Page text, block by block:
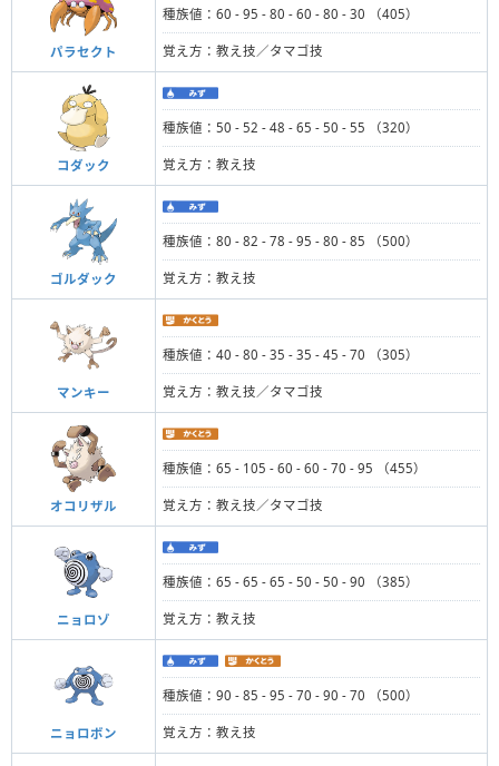
パラセクト
種族値：60 - 95 - 80 - 60 - 80 - 30 （405）
覚え方：教え技／タマゴ技
コダック
種族値：50 - 52 - 48 - 65 - 50 - 55 （320）
覚え方：教え技
ゴルダック
種族値：80 - 82 - 78 - 95 - 80 - 85 （500）
覚え方：教え技
マンキー
種族値：40 - 80 - 35 - 35 - 45 - 70 （305）
覚え方：教え技／タマゴ技
オコリザル
種族値：65 - 105 - 60 - 60 - 70 - 95 （455）
覚え方：教え技／タマゴ技
ニョロゾ
種族値：65 - 65 - 65 - 50 - 50 - 90 （385）
覚え方：教え技
ニョロボン
種族値：90 - 85 - 95 - 70 - 90 - 70 （500）
覚え方：教え技